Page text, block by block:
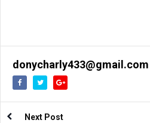
donycharly433@gmail.com
Next Post